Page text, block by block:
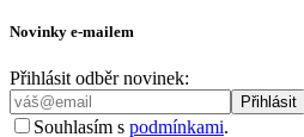
Novinky e-mailem
Přihlásit odběr novinek:
Souhlasím s podmínkami.